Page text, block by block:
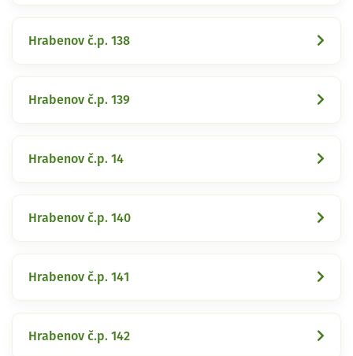
Hrabenov č.p. 138
Hrabenov č.p. 139
Hrabenov č.p. 14
Hrabenov č.p. 140
Hrabenov č.p. 141
Hrabenov č.p. 142